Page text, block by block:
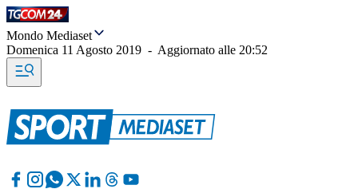
Mondo Mediaset
Domenica 11 Agosto 2019 - Aggiornato alle 20:52